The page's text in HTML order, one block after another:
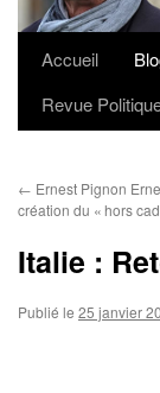
Aller
Accueil
Revue
← Ernest Pignon
création du « hors
Italie :
Publié le 25 janvier